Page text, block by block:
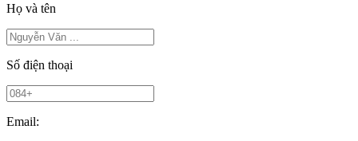
Họ và tên
Số điện thoại
Email: